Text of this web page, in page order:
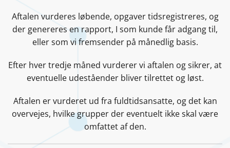
Aftalen vurderes løbende, opgaver tidsregistreres, og
der genereres en rapport, I som kunde får adgang til,
eller som vi fremsender på månedlig basis.
Efter hver tredje måned vurderer vi aftalen og sikrer, at
eventuelle udeståender bliver tilrettet og løst.
Aftalen er vurderet ud fra fuldtidsansatte, og det kan
overvejes, hvilke grupper der eventuelt ikke skal være
omfattet af den.